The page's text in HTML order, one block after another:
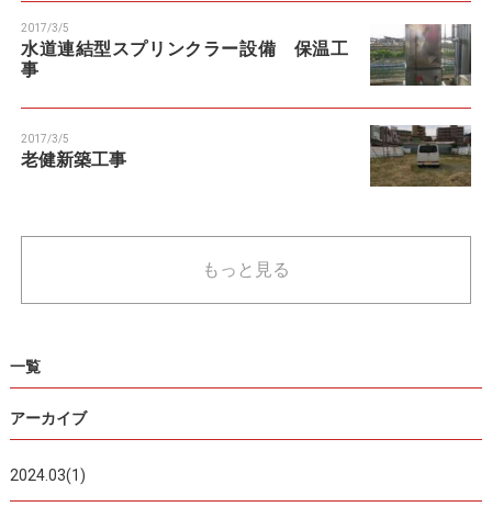
2017/3/5
水道連結型スプリンクラー設備 保温工
事
2017/3/5
老健新築工事
もっと見る
一覧
アーカイブ
2024.03(1)